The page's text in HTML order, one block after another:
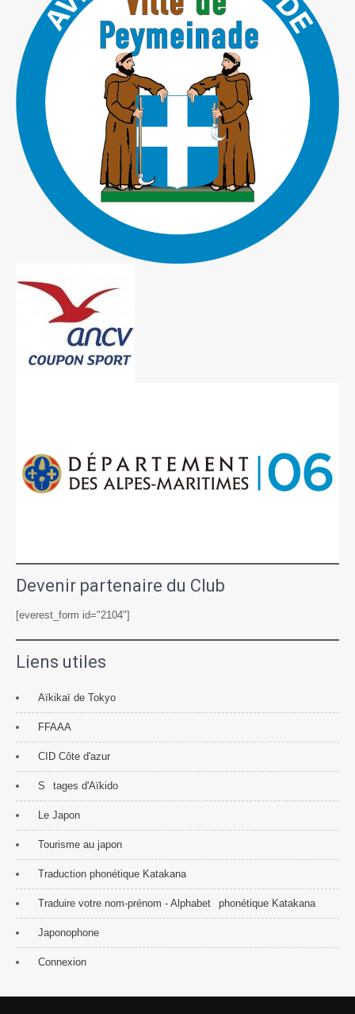
Devenir partenaire du Club
[everest_form id="2104"]
Liens utiles
Aïkikaï de Tokyo
FFAAA
CID Côte d'azur
S tages d'Aïkido
Le Japon
Tourisme au japon
Traduction phonétique Katakana
Traduire votre nom-prénom - Alphabet phonétique Katakana
Japonophone
Connexion